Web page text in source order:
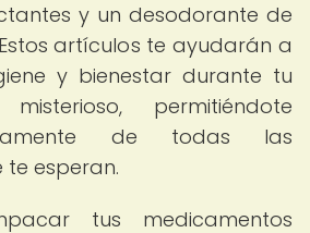
y un desodorante de
artículos te ayudarán a
y bienestar durante tu
permitiéndote
de todas las
te esperan.
tus medicamentos